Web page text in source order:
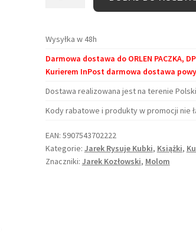
ml)
-
Książka
wciąga
Wysyłka w 48h
Darmowa dostawa do ORLEN PACZKA,
Kurierem InPost darmowa dostawa
Dostawa realizowana jest na terenie
Kody rabatowe i produkty w promocji nie
EAN: 5907543702222
Kategorie: Jarek Rysuje Kubki, Książki,
Znaczniki: Jarek Kozłowski, Molom